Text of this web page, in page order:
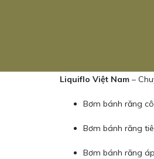
Liquiflo Việt Nam –
Bơm bánh răng
Bơm bánh răng
Bơm bánh răng